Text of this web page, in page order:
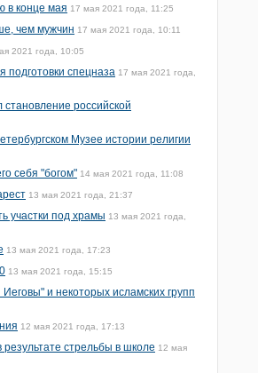
в конце мая 17 мая 2021 года, 11:25
чем мужчин 17 мая 2021 года, 10:11
2021 года, 10:05
подготовки спецназа 17 мая 2021 года,
российской
Музее истории религии
себя "богом" 14 мая 2021 года, 11:08
13 мая 2021 года, 21:37
участки под храмы 13 мая 2021 года,
13 мая 2021 года, 17:23
13 мая 2021 года, 15:15
и некоторых исламских групп
12 мая 2021 года, 17:13
стрельбы в школе 12 мая